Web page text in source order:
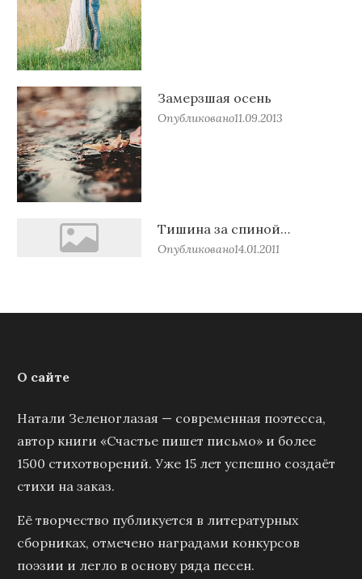
Замерзшая осень
Опубликовано11.09.2013
Тишина за спиной…
Опубликовано14.01.2011
О сайте
Натали Зеленоглазая — современная поэтесса,
автор книги «Счастье пишет письмо» и более
1500 стихотворений. Уже 15 лет успешно создаёт
стихи на заказ.
Её творчество публикуется в литературных
сборниках, отмечено наградами конкурсов
поэзии и легло в основу ряда песен.